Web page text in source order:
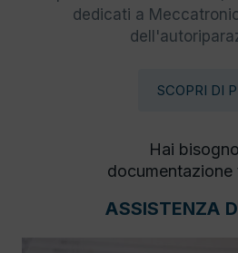
dedicati a
SCOPRI DI
Hai
documentazione
ASSISTENZA